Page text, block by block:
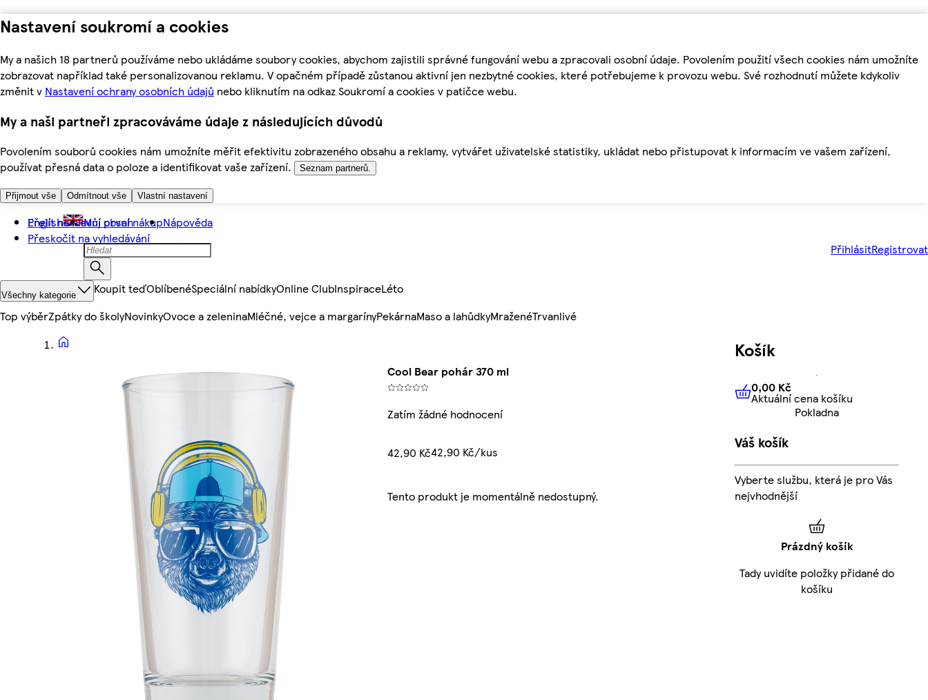
Nastavení soukromí a cookies
My a našich 18 partnerů používáme nebo ukládáme soubory cookies, abychom zajistili správné fungování webu a zpracovali osobní údaje. Povolením použití všech cookies nám umožníte
zobrazovat například také personalizovanou reklamu. V opačném případě zůstanou aktivní jen nezbytné cookies, které potřebujeme k provozu webu. Své rozhodnutí můžete kdykoliv
změnit v Nastavení ochrany osobních údajů nebo kliknutím na odkaz Soukromí a cookies v patičce webu.
My a naši partneři zpracováváme údaje z následujících důvodů
Povolením souborů cookies nám umožníte měřit efektivitu zobrazeného obsahu a reklamy, vytvářet uživatelské statistiky, ukládat nebo přistupovat k informacím ve vašem zařízení,
používat přesná data o poloze a identifikovat vaše zařízení.
Seznam partnerů.
Přijmout vše Odmítnout vše Vlastní nastavení
Přejít na hlavní obsah
Přeskočit na vyhledávání
English Můj první nákupNápověda
PřihlásitRegistrovat
Všechny kategorie Koupit teďOblíbenéSpeciální nabídkyOnline ClubInspiraceLéto
Top výběrZpátky do školyNovinkyOvoce a zeleninaMléčné, vejce a margarínyPekárnaMaso a lahůdkyMraženéTrvanlivé
Cool Bear pohár 370 ml
Zatím žádné hodnocení
42,90 Kč42,90 Kč/kus
Tento produkt je momentálně nedostupný.
Košík
0,00 KčAktuální cena košíku
0,00 Kč
Aktuální cena košíku
Pokladna
Váš košík
Vyberte službu, která je pro Vás
nejvhodnější
Prázdný košík
Tady uvidíte položky přidané do
košíku